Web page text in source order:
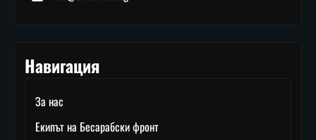
Навигация
За нас
Екипът на Бесарабски фронт